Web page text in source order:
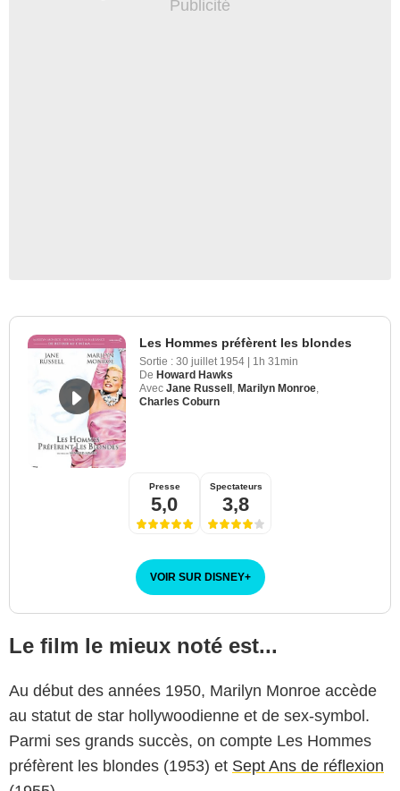
Les Hommes préfèrent les blondes
Sortie : 30 juillet 1954 | 1h 31min
De Howard Hawks
Avec Jane Russell Marilyn Monroe
Charles Coburn
Presse
5,0
Spectateurs
3,8
VOIR SUR DISNEY+
Le film le mieux noté est...
Au début des années 1950, Marilyn Monroe accède
au statut de star hollywoodienne et de sex-symbol.
Parmi ses grands succès, on compte Les Hommes
préfèrent les blondes (1953) et Sept Ans de réflexion